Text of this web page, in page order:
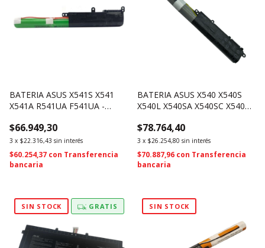
BATERIA ASUS X541S X541
X541A R541UA F541UA -
$66.949,30
3 x $22.316,43 sin interés
$60.254,37 con Transferencia
bancaria
BATERIA ASUS X540 X540S
X540L X540SA X540SC X540YA
$78.764,40
3 x $26.254,80 sin interés
$70.887,96 con Transferencia
bancaria
SIN STOCK GRATIS SIN STOCK